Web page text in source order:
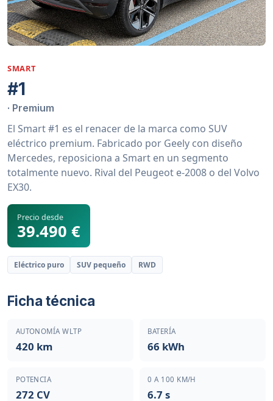
SMART
#1
· Premium
El Smart #1 es el renacer de la marca como SUV
eléctrico premium. Fabricado por Geely con diseño
Mercedes, reposiciona a Smart en un segmento
totalmente nuevo. Rival del Peugeot e-2008 o del Volvo
EX30.
Precio desde
39.490 €
Eléctrico puro SUV pequeño RWD
Ficha técnica
AUTONOMÍA WLTP
420 km
BATERÍA
66 kWh
POTENCIA
272 CV
0 A 100 KM/H
6.7 s